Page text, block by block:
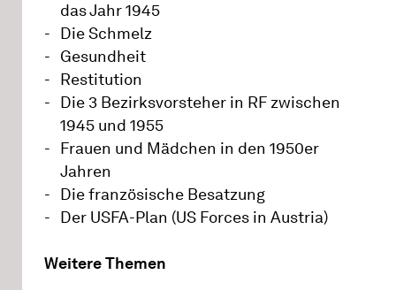
das Jahr 1945
Die Schmelz
Gesundheit
Restitution
Die 3 Bezirksvorsteher in RF zwischen
1945 und 1955
Frauen und Mädchen in den 1950er
Jahren
Die französische Besatzung
Der USFA-Plan (US Forces in Austria)
Weitere Themen